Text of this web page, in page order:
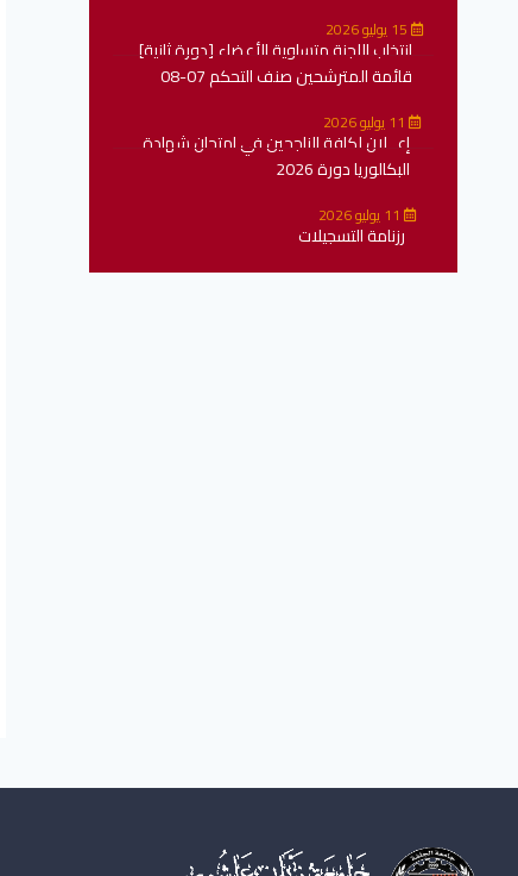
انتخاب اللجنة متساوية الأعضاء [دورة ثانية]
قائمة المترشحين صنف التحكم 07-08
إعــلان لكافة الناجحين في امتحان شهادة
البكالوريا دورة 2026
رزنامة التسجيلات